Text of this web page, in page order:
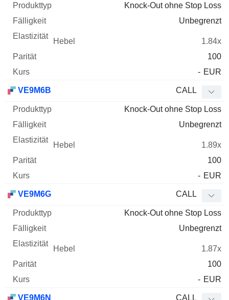
Knock-Out ohne Stop Loss
Unbegrenzt
1.84x
100
- EUR
VE9M6B CALL
Knock-Out ohne Stop Loss
Unbegrenzt
1.89x
100
- EUR
VE9M6G CALL
Knock-Out ohne Stop Loss
Unbegrenzt
1.87x
100
- EUR
VE9M6N CALL